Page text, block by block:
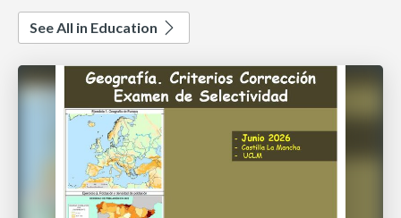
See All in Education